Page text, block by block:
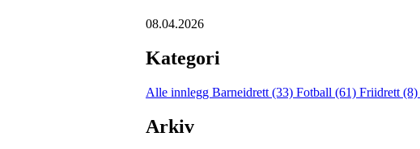
08.04.2026
Kategori
Alle innlegg Barneidrett (33) Fotball (61) Friidrett (8)
Arkiv